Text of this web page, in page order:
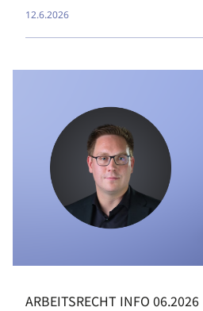
12.6.2026
ARBEITSRECHT INFO 06.2026